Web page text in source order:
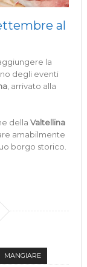
al
la
degli eventi
, arrivato alla
della Valtellina
amabilmente
borgo storico.
MANGIARE